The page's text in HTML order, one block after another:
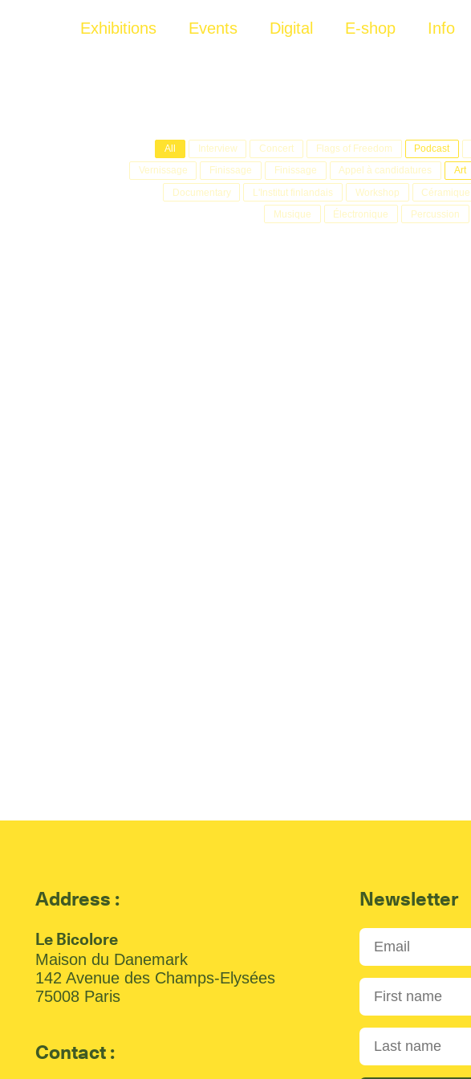
Exhibitions Events Digital E-shop Info
All Interview Concert Flags of Freedom Podcast
Vernissage
Finissage Finissage Appel à candidatures Art
Documentary
L'Institut finlandais Workshop Céramique
Musique
Électronique Percussion
Address :
Le Bicolore
Maison du Danemark
142 Avenue des Champs-Elysées
75008 Paris
Contact :
Newsletter